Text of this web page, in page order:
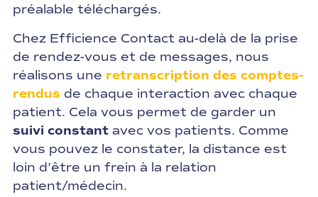
préalable téléchargés.
Chez Efficience Contact au-delà de la prise
de rendez-vous et de messages, nous
réalisons une retranscription des comptes-
rendus de chaque interaction avec chaque
patient. Cela vous permet de garder un
suivi constantavec vos patients. Comme
vous pouvez le constater, la distance est
loin d’être un frein à la relation
patient/médecin.